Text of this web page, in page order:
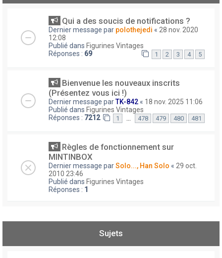
Qui a des soucis de notifications ?
Dernier message par polothejedi « 28 nov. 2020
12:08
Publié dans Figurines Vintages
Réponses : 69 1 2 3 4 5
Bienvenue les nouveaux inscrits
(Présentez vous ici !)
Dernier message parTK-842 « 18 nov. 2025 11:06
Publié dans Figurines Vintages
Réponses : 7212 1 … 478 479 480 481
Règles de fonctionnement sur
MINTINBOX
Dernier message parSolo..., Han Solo « 29 oct.
2010 23:46
Publié dans Figurines Vintages
Réponses : 1
Sujets